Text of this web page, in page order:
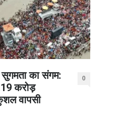
सुगमता का संगम:
करोड़
वापसी
0